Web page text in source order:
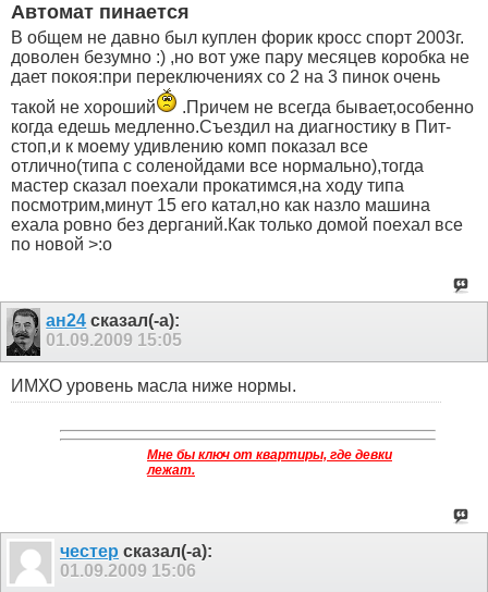
Автомат пинается
В общем не давно был куплен форик кросс спорт 2003г.
доволен безумно :) ,но вот уже пару месяцев коробка не
дает покоя:при переключениях со 2 на 3 пинок очень
такой не хороший
.Причем не всегда бывает,особенно
когда едешь медленно.Съездил на диагностику в Пит-
стоп,и к моему удивлению комп показал все
отлично(типа с соленойдами все нормально),тогда
мастер сказал поехали прокатимся,на ходу типа
посмотрим,минут 15 его катал,но как назло машина
ехала ровно без дерганий.Как только домой поехал все
по новой >:o
ан24 сказал(-а):
01.09.2009 15:05
ИМХО уровень масла ниже нормы.
Мне бы ключ от квартиры, где девки
лежат.
честер сказал(-а):
01.09.2009 15:06